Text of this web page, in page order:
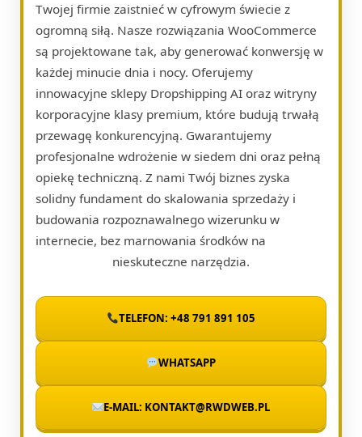
Twojej firmie zaistnieć w cyfrowym świecie z
ogromną siłą. Nasze rozwiązania WooCommerce
są projektowane tak, aby generować konwersję w
każdej minucie dnia i nocy. Oferujemy
innowacyjne sklepy Dropshipping AI oraz witryny
korporacyjne klasy premium, które budują trwałą
przewagę konkurencyjną. Gwarantujemy
profesjonalne wdrożenie w siedem dni oraz pełną
opiekę techniczną. Z nami Twój biznes zyska
solidny fundament do skalowania sprzedaży i
budowania rozpoznawalnego wizerunku w
internecie, bez marnowania środków na
nieskuteczne narzędzia.
TELEFON: +48 791 891 105
WHATSAPP
E-MAIL: KONTAKT@RWDWEB.PL